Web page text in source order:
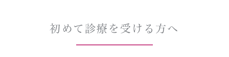
初めて診療を受ける方へ